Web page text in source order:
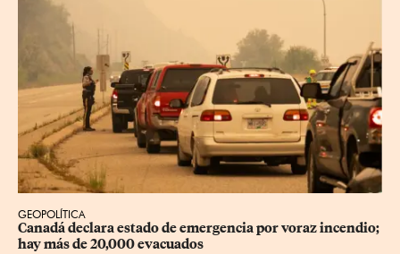
GEOPOLÍTICA
Canadá declara estado de emergencia por voraz incendio;
hay más de 20,000 evacuados